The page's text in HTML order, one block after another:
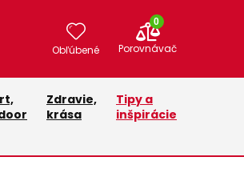
Obľúbené
0
Porovnávač
Zdravie,
krása
Tipy a
inšpirácie